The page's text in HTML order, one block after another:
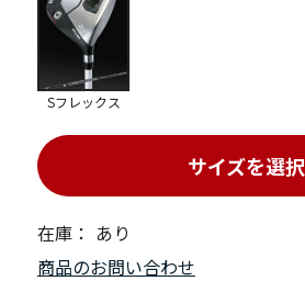
在庫： あり
サイズを選択
Sフレックス
商品のお問い合わせ